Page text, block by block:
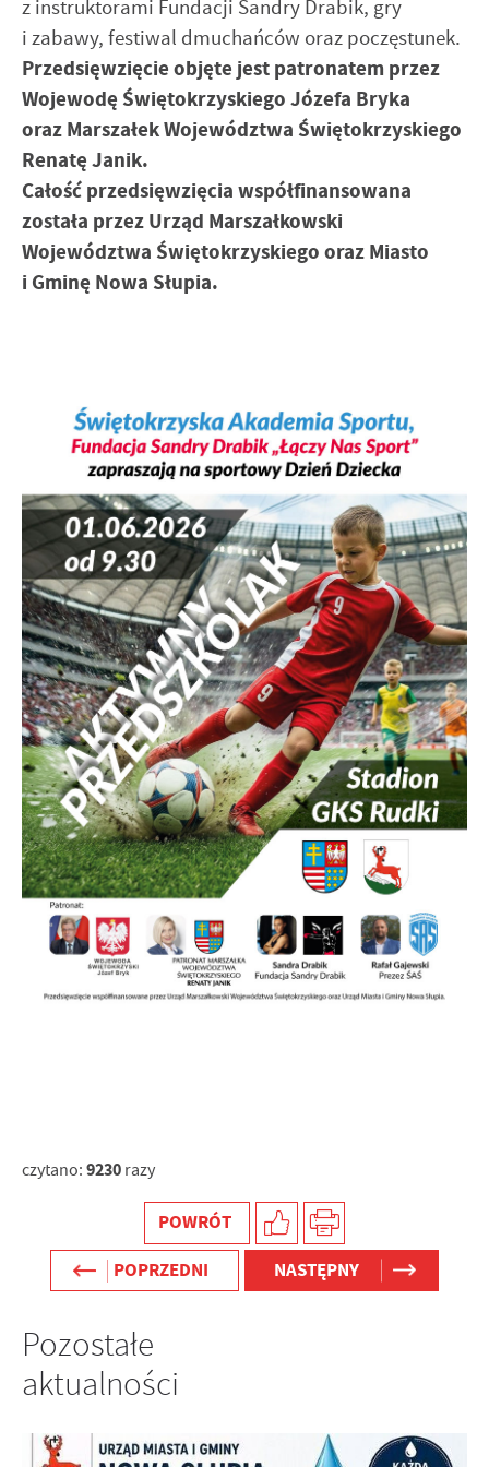
z instruktorami Fundacji Sandry Drabik, gry
i zabawy, festiwal dmuchańców oraz poczęstunek.
Przedsięwzięcie objęte jest patronatem przez
Wojewodę Świętokrzyskiego Józefa Bryka
oraz Marszałek Województwa Świętokrzyskiego
Renatę Janik.
Całość przedsięwzięcia współfinansowana
została przez Urząd Marszałkowski
Województwa Świętokrzyskiego oraz Miasto
i Gminę Nowa Słupia.
czytano: 9230 razy
POWRÓT
POPRZEDNI
NASTĘPNY
Pozostałe
aktualności
internetowej. Treści promocyjne mogą pojawić się na stronach
podmiotów trzecich lub firm będących naszymi partnerami oraz
innych dostawców usług. Firmy te działają w charakterze
pośredników prezentujących nasze treści w postaci wiadomości,
ofert, komunikatów mediów społecznościowych.